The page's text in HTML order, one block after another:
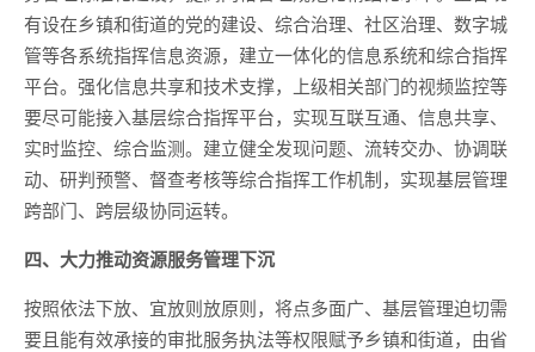
有设在乡镇和街道的党的建设、综合治理、社区治理、数字城
管等各系统指挥信息资源，建立一体化的信息系统和综合指挥
平台。强化信息共享和技术支撑，上级相关部门的视频监控等
要尽可能接入基层综合指挥平台，实现互联互通、信息共享、
实时监控、综合监测。建立健全发现问题、流转交办、协调联
动、研判预警、督查考核等综合指挥工作机制，实现基层管理
跨部门、跨层级协同运转。
四、大力推动资源服务管理下沉
按照依法下放、宜放则放原则，将点多面广、基层管理迫切需
要且能有效承接的审批服务执法等权限赋予乡镇和街道，由省